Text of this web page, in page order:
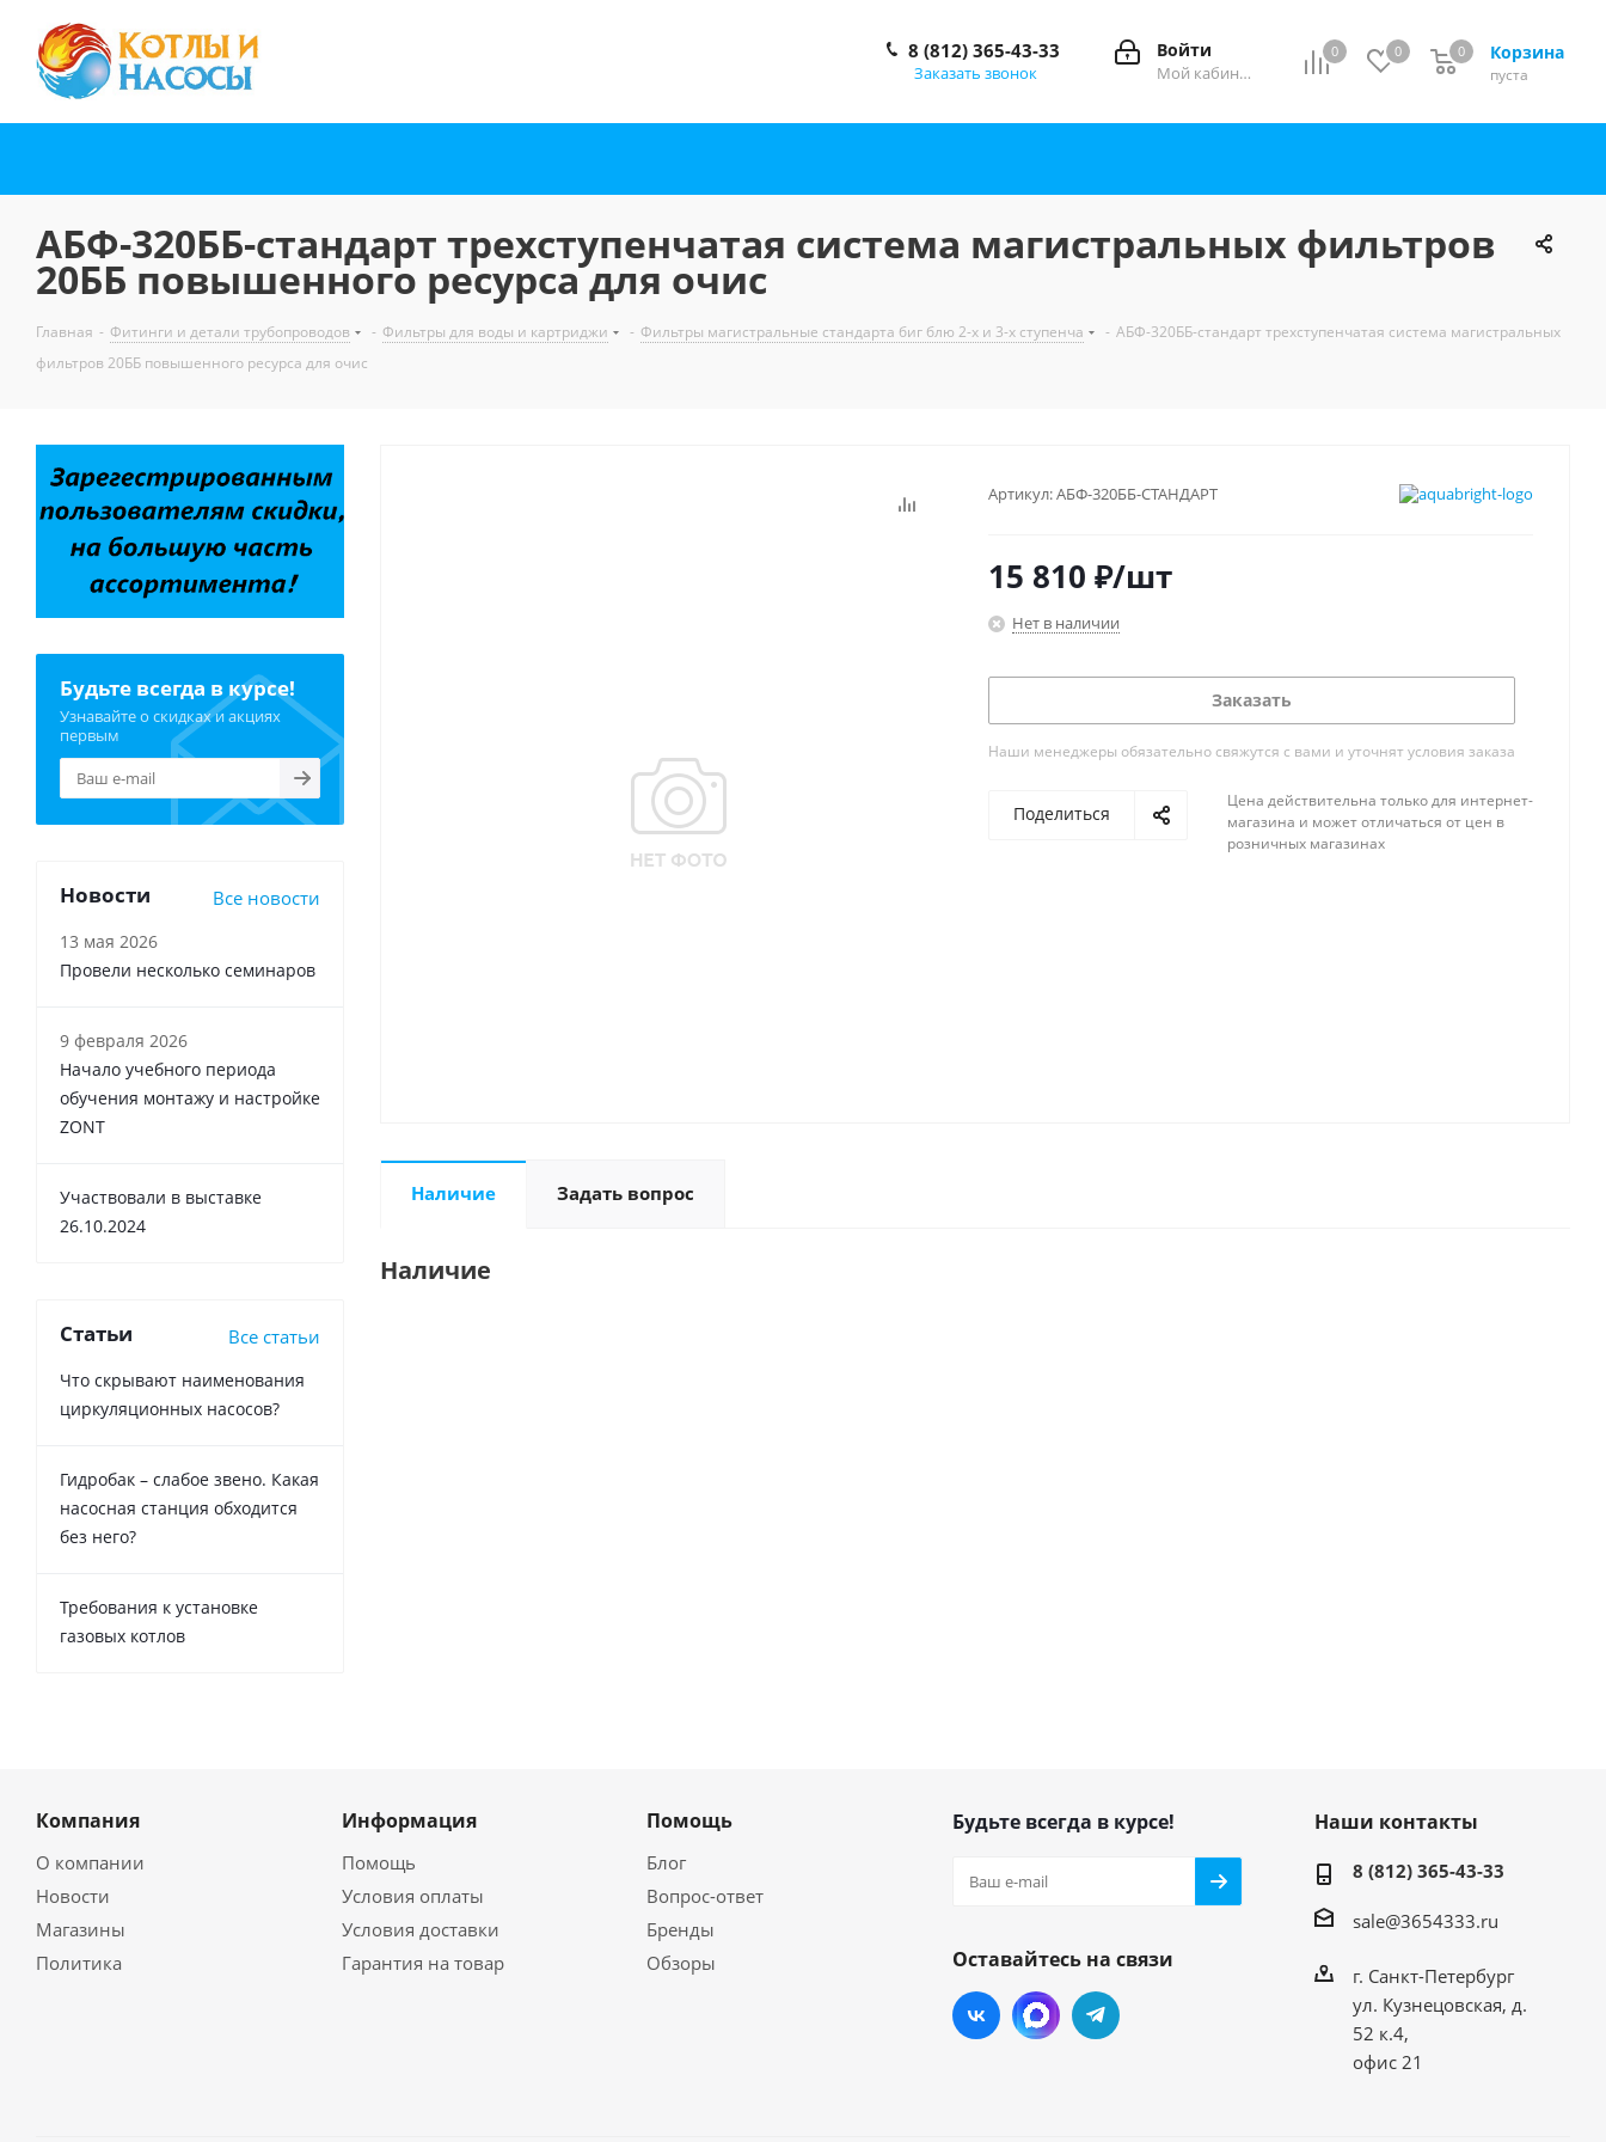
0 0 Корзина
0
пуста
0
Войти
Мой кабинет
8 (812) 365-43-33
Заказать звонок
АБФ-320ББ-стандарт трехступенчатая система магистральных фильтров
20ББ повышенного ресурса для очис
Главная - Фитинги и детали трубопроводов - Фильтры для воды и картриджи - Фильтры магистральные стандарта биг блю 2-х и 3-х ступенча - АБФ-320ББ-стандарт трехступенчатая система магистральных
фильтров 20ББ повышенного ресурса для очис
Артикул:АБФ-320ББ-СТАНДАРТ
15 810 ₽/шт
Нет в наличии
Заказать
Наши менеджеры обязательно свяжутся с вами и уточнят условия заказа
Поделиться
Цена действительна только для интернет-
магазина и может отличаться от цен в
розничных магазинах
Наличие Задать вопрос
Наличие
Будьте всегда в курсе!
Узнавайте о скидках и акциях
первым
Новости Все новости
13 мая 2026
Провели несколько семинаров
9 февраля 2026
Начало учебного периода
обучения монтажу и настройке
ZONT
Участвовали в выставке
26.10.2024
Статьи Все статьи
Что скрывают наименования
циркуляционных насосов?
Гидробак – слабое звено. Какая
насосная станция обходится
без него?
Требования к установке
газовых котлов
Компания
О компании
Новости
Магазины
Политика
Информация
Помощь
Условия оплаты
Условия доставки
Гарантия на товар
Помощь
Блог
Вопрос-ответ
Бренды
Обзоры
Будьте всегда в курсе!
Оставайтесь на связи
Наши контакты
8 (812) 365-43-33
sale@3654333.ru
г. Санкт-Петербург
ул. Кузнецовская, д.
52 к.4,
офис 21